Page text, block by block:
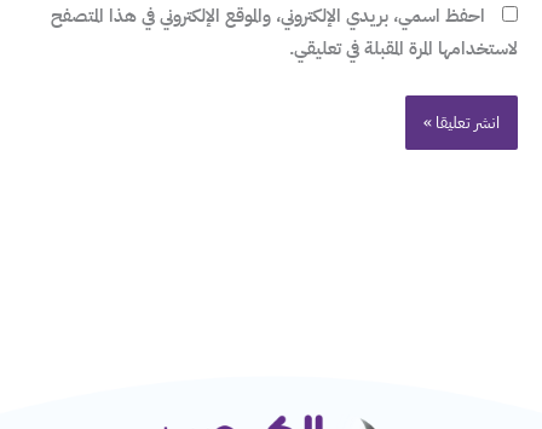
احفظ اسمي، بريدي الإلكتروني، والموقع الإلكتروني في هذا المتصفح
لاستخدامها المرة المقبلة في تعليقي.